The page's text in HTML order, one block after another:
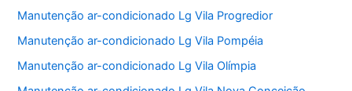
Manutenção ar-condicionado Lg Vila Progredior
Manutenção ar-condicionado Lg Vila Pompéia
Manutenção ar-condicionado Lg Vila Olímpia